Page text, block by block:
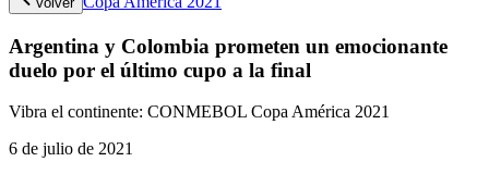
Argentina y Colombia prometen un emocionante
duelo por el último cupo a la final
Vibra el continente: CONMEBOL Copa América 2021
6 de julio de 2021